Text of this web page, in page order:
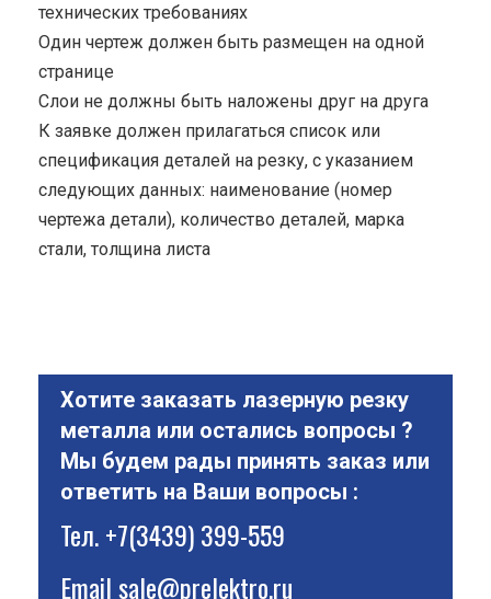
технических требованиях
Один чертеж должен быть размещен на одной
странице
Cлои не должны быть наложены друг на друга
К заявке должен прилагаться список или
спецификация деталей на резку, с указанием
следующих данных: наименование (номер
чертежа детали), количество деталей, марка
стали, толщина листа
Хотите заказать лазерную резку
металла или остались вопросы ?
Мы будем рады принять заказ или
ответить на Ваши вопросы :
Тел.+7(3439) 399-559
Emailsale@prelektro.ru